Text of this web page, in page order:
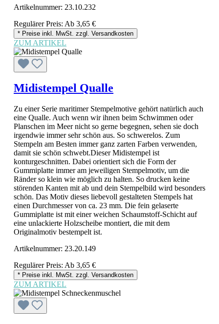
Artikelnummer: 23.10.232
Regulärer Preis: Ab 3,65 €
* Preise inkl. MwSt. zzgl. Versandkosten
ZUM ARTIKEL
Midistempel Qualle
Zu einer Serie maritimer Stempelmotive gehört natürlich auch
eine Qualle. Auch wenn wir ihnen beim Schwimmen oder
Planschen im Meer nicht so gerne begegnen, sehen sie doch
irgendwie immer sehr schön aus. So schwerelos. Zum
Stempeln am Besten immer ganz zarten Farben verwenden,
damit sie schön schwebt.Dieser Midistempel ist
konturgeschnitten. Dabei orientiert sich die Form der
Gummiplatte immer am jeweiligen Stempelmotiv, um die
Ränder so klein wie möglich zu halten. So drucken keine
störenden Kanten mit ab und dein Stempelbild wird besonders
schön. Das Motiv dieses liebevoll gestalteten Stempels hat
einen Durchmesser von ca. 23 mm. Die fein gelaserte
Gummiplatte ist mit einer weichen Schaumstoff-Schicht auf
eine unlackierte Holzscheibe montiert, die mit dem
Originalmotiv bestempelt ist.
Artikelnummer: 23.20.149
Regulärer Preis: Ab 3,65 €
* Preise inkl. MwSt. zzgl. Versandkosten
ZUM ARTIKEL